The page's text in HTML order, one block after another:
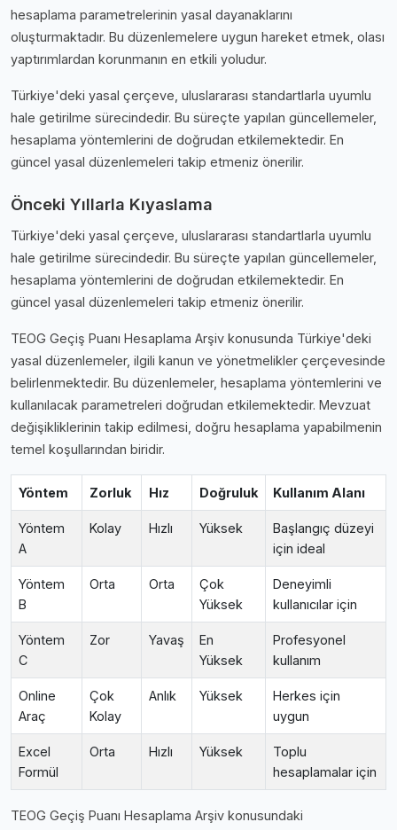
hesaplama parametrelerinin yasal dayanaklarını
oluşturmaktadır. Bu düzenlemelere uygun hareket etmek, olası
yaptırımlardan korunmanın en etkili yoludur.
Türkiye'deki yasal çerçeve, uluslararası standartlarla uyumlu
hale getirilme sürecindedir. Bu süreçte yapılan güncellemeler,
hesaplama yöntemlerini de doğrudan etkilemektedir. En
güncel yasal düzenlemeleri takip etmeniz önerilir.
Önceki Yıllarla Kıyaslama
Türkiye'deki yasal çerçeve, uluslararası standartlarla uyumlu
hale getirilme sürecindedir. Bu süreçte yapılan güncellemeler,
hesaplama yöntemlerini de doğrudan etkilemektedir. En
güncel yasal düzenlemeleri takip etmeniz önerilir.
TEOG Geçiş Puanı Hesaplama Arşiv konusunda Türkiye'deki
yasal düzenlemeler, ilgili kanun ve yönetmelikler çerçevesinde
belirlenmektedir. Bu düzenlemeler, hesaplama yöntemlerini ve
kullanılacak parametreleri doğrudan etkilemektedir. Mevzuat
değişikliklerinin takip edilmesi, doğru hesaplama yapabilmenin
temel koşullarından biridir.
Yöntem Zorluk Hız Doğruluk Kullanım Alanı
Yöntem
A
Kolay Hızlı Yüksek
Başlangıç düzeyi
için ideal
Yöntem
B
Orta Orta
Çok
Yüksek
Deneyimli
kullanıcılar için
Yöntem
C
Zor Yavaş
En
Yüksek
Profesyonel
kullanım
Online
Araç
Çok
Kolay
Anlık Yüksek
Herkes için
uygun
Excel
Formül
Orta Hızlı Yüksek
Toplu
hesaplamalar için
TEOG Geçiş Puanı Hesaplama Arşiv konusundaki